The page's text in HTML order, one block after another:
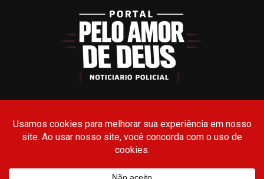
POLÍTICA DE PRIVACIDADE